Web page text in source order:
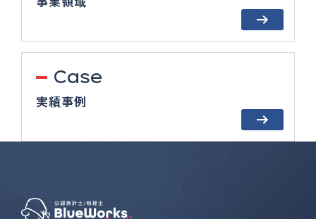
Case
実績事例